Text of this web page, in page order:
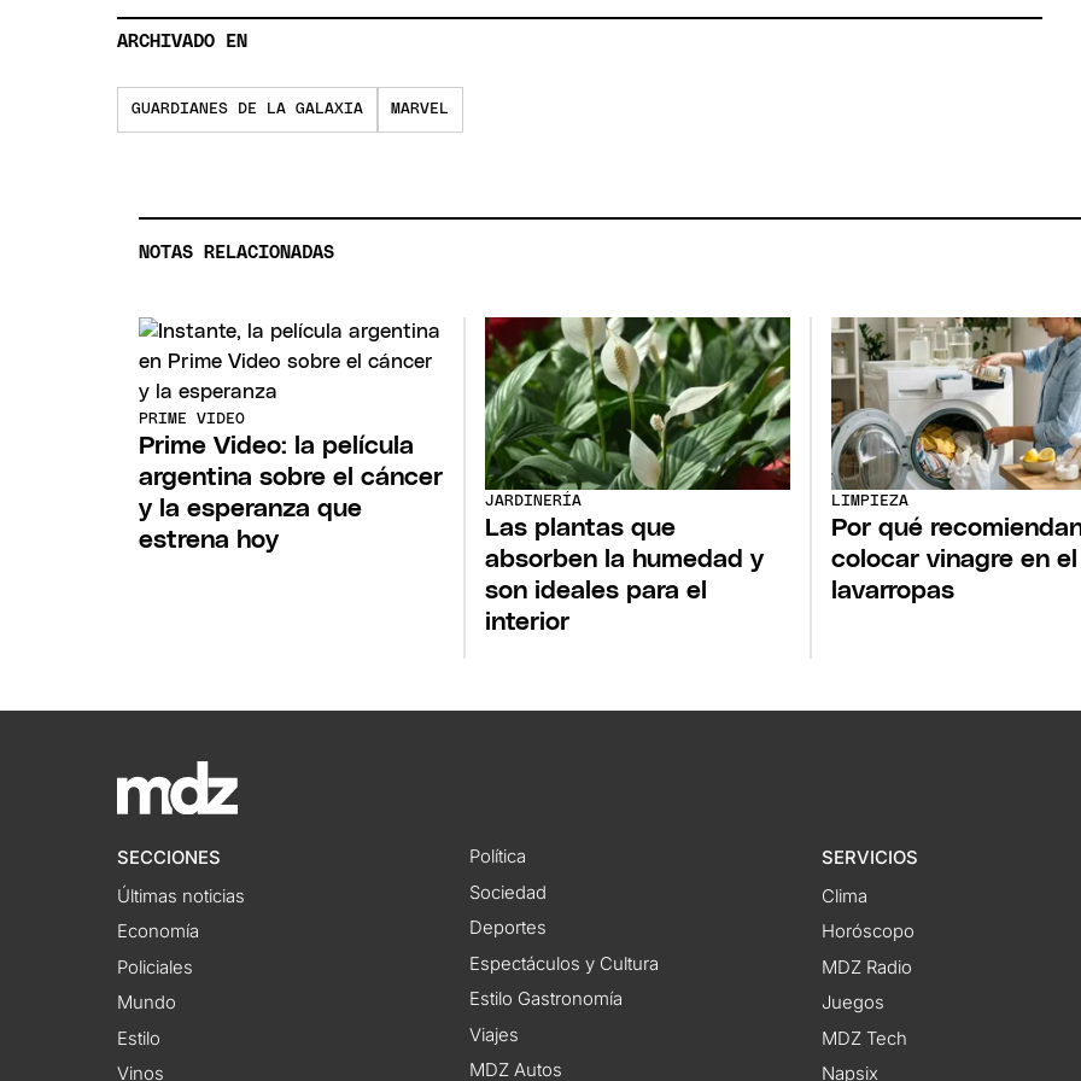
ARCHIVADO EN
GUARDIANES DE LA GALAXIA MARVEL
NOTAS RELACIONADAS
PRIME VIDEO
Prime Video: la película
argentina sobre el cáncer
y la esperanza que
estrena hoy
JARDINERÍA
Las plantas que
absorben la humedad y
son ideales para el
interior
LIMPIEZA
Por qué
colocar vinagre en el
lavarropas
SECCIONES
Últimas noticias
Economía
Policiales
Mundo
Estilo
Vinos
Política
Sociedad
Deportes
Espectáculos y Cultura
Estilo Gastronomía
Viajes
MDZ Autos
SERVICIOS
Clima
Horóscopo
MDZ Radio
Juegos
MDZ Tech
Napsix